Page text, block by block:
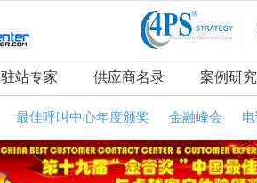
驻站专家 供应商名录 案例研究
最佳呼叫中心年度颁奖 金融峰会